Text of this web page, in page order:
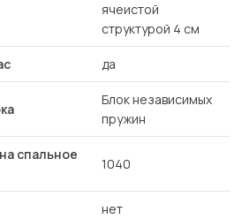
ячеистой
структурой 4 см
да
Блок независимых
пружин
спальное
1040
нет